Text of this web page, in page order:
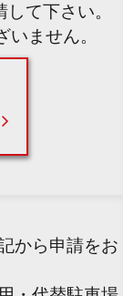
て下さい。
ません。
から申請をお